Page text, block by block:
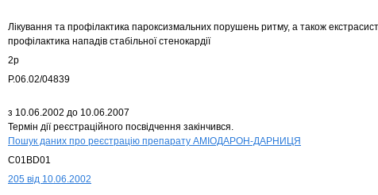
Лікування та профілактика пароксизмальних порушень ритму, а також
профілактика нападів стабільної стенокардії
2р
Р.06.02/04839
з 10.06.2002 до 10.06.2007
Термін дії реєстраційного посвідчення закінчився.
Пошук даних про реєстрацію препарату АМІОДАРОН-ДАРНИЦЯ
C01BD01
205 від 10.06.2002